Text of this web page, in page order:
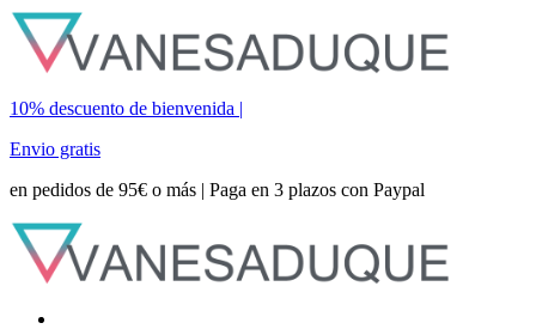
10% descuento de bienvenida |
Envio gratis
en pedidos de 95€ o más | Paga en 3 plazos con Paypal